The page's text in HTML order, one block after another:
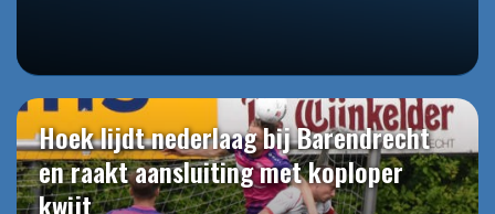
Hoek lijdt nederlaag bij Barendrecht
en raakt aansluiting met koploper
kwijt